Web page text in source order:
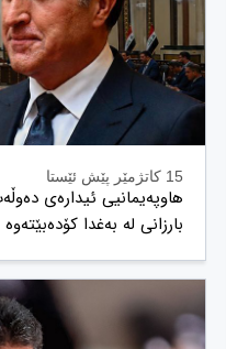
15 کاتژمێر پێش ئێستا
هاوپەیمانیی ئیدارەی
بارزانی لە بەغدا کۆدەبێتەوە